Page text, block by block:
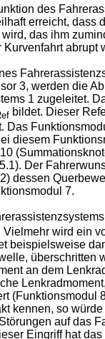
des
erreicht,
das ihm
3, werden die
1 zugeleitet.
bildet. Dieser
Das
diesem
Der
dessen
7.
wird ein
beispielsweise
überschritten
an dem
(Funktionsmodul
kennen, so
auf das
Eingriff hat